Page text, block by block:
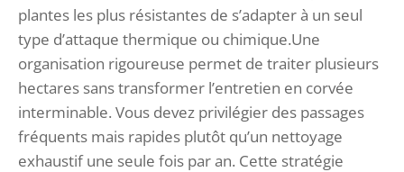
plantes les plus résistantes de s’adapter à un seul
type d’attaque thermique ou chimique.Une
organisation rigoureuse permet de traiter plusieurs
hectares sans transformer l’entretien en corvée
interminable. Vous devez privilégier des passages
fréquents mais rapides plutôt qu’un nettoyage
exhaustif une seule fois par an. Cette stratégie